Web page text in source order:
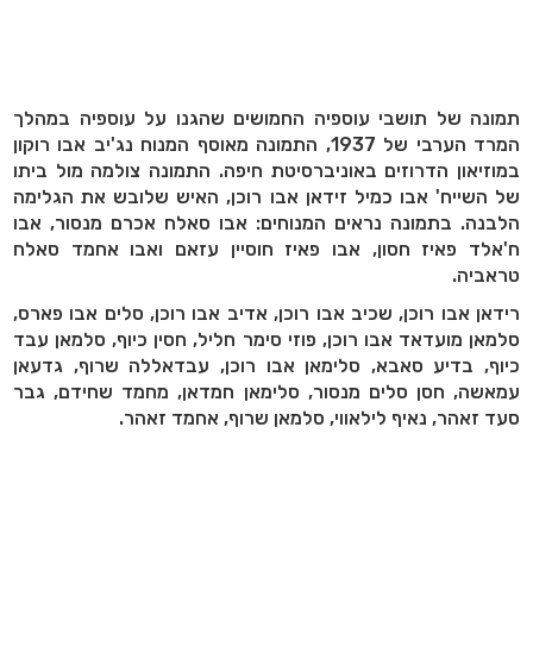
תמונה של תושבי עוספיה החמושים שהגנו על עוספיה במהלך
המרד הערבי של 1937, התמונה מאוסף המנוח נג'יב אבו רוקון
במוזיאון הדרוזים באוניברסיטת חיפה. התמונה צולמה מול ביתו
של השייח' אבו כמיל זידאן אבו רוכן, האיש שלובש את הגלימה
הלבנה. בתמונה נראים המנוחים: אבו סאלח אכרם מנסור, אבו
ח'אלד פאיז חסון, אבו פאיז חוסיין עזאם ואבו אחמד סאלח
טראביה.
רידאן אבו רוכן, שכיב אבו רוכן, אדיב אבו רוכן, סלים אבו פארס,
סלמאן מועדאד אבו רוכן, פוזי סימר חליל, חסין כיוף, סלמאן עבד
כיוף, בדיע סאבא, סלימאן אבו רוכן, עבדאללה שרוף, גדעאן
עמאשה, חסן סלים מנסור, סלימאן חמדאן, מחמד שחידם, גבר
סעד זאהר, נאיף לילאווי, סלמאן שרוף, אחמד זאהר.